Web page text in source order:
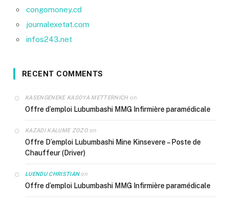
congomoney.cd
journalexetat.com
infos243.net
RECENT COMMENTS
KASENGENEKE KASOYA METTERNICHon
Offre d’emploi Lubumbashi MMG Infirmière paramédicale
KAZADI KALUME ZOZOon
Offre D’emploi Lubumbashi Mine Kinsevere – Poste de
Chauffeur (Driver)
LUENDU CHRISTIANon
Offre d’emploi Lubumbashi MMG Infirmière paramédicale